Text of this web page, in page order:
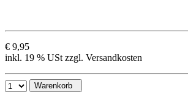
€ 9,95
inkl. 19 % USt zzgl. Versandkosten
Warenkorb